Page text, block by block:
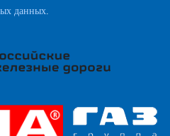
данных.